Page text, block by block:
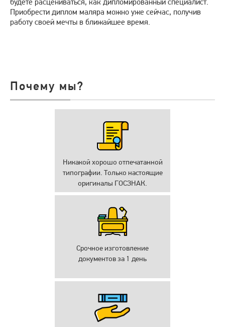
Приобрести диплом маляра можно уже сейчас, получив
работу своей мечты в ближайшее время.
Почему мы?
Никакой хорошо отпечатанной
типографии. Только настоящие
оригиналы ГОСЗНАК.
Срочное изготовление
документов за 1 день